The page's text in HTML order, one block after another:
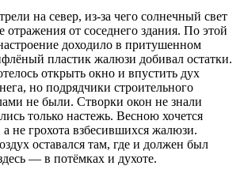
на север, из-за чего солнечный свет
от соседнего здания. По этой
доходило в притушенном
пластик жалюзи добивал остатки.
открыть окно и впустить дух
но подрядчики строительного
не были. Створки окон не знали
только настежь. Весною хочется
а не грохота взбесившихся жалюзи.
оставался там, где и должен был
— в потёмках и духоте.